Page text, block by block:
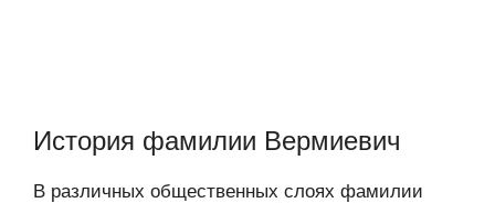
История фамилии Вермиевич
В различных общественных слоях фамилии